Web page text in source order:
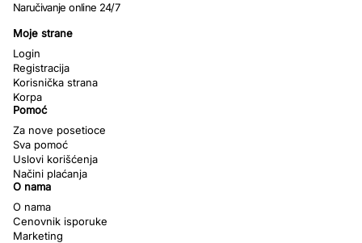
Naručivanje online 24/7
Moje strane
Login
Registracija
Korisnička strana
Korpa
Pomoć
Za nove posetioce
Sva pomoć
Uslovi korišćenja
Načini plaćanja
O nama
O nama
Cenovnik isporuke
Marketing